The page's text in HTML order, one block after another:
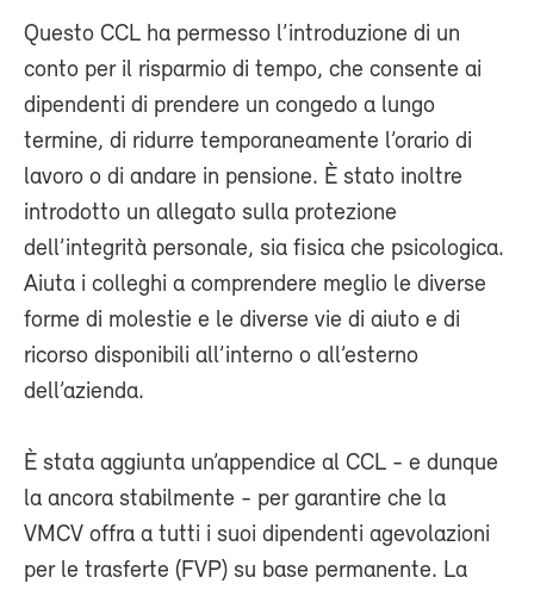
Questo CCL ha permesso l’introduzione di un
conto per il risparmio di tempo, che consente ai
dipendenti di prendere un congedo a lungo
termine, di ridurre temporaneamente l’orario di
lavoro o di andare in pensione. È stato inoltre
introdotto un allegato sulla protezione
dell’integrità personale, sia fisica che psicologica.
Aiuta i colleghi a comprendere meglio le diverse
forme di molestie e le diverse vie di aiuto e di
ricorso disponibili all’interno o all’esterno
dell’azienda.
È stata aggiunta un’appendice al CCL - e dunque
la ancora stabilmente - per garantire che la
VMCV offra a tutti i suoi dipendenti agevolazioni
per le trasferte (FVP) su base permanente. La